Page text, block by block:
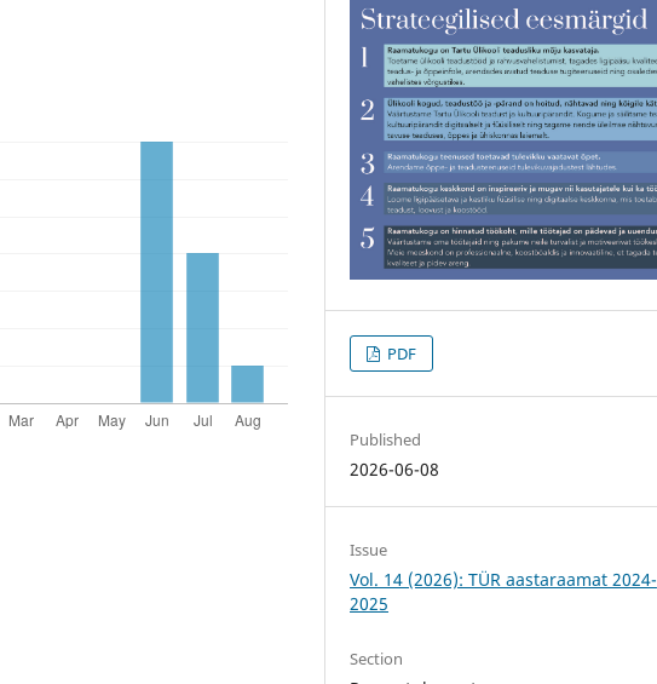
PDF
Published
2026-06-08
Issue
Vol. 14 (2026): TÜR aastaraamat 2024-
2025
Section